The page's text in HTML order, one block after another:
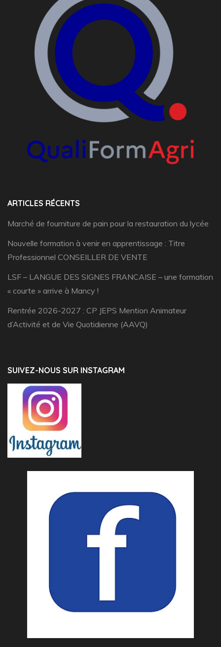
ARTICLES RÉCENTS
Marché de fourniture de pain pour la restauration du lycée
Nouvelle formation à venir en apprentissage : Titre
Professionnel CONSEILLER DE VENTE
LSF – LANGUE DES SIGNES FRANCAISE – une formation
« courte » arrive à Mancy !
Rentrée 2026-2027 : CP JEPS Mention Animateur
d’Activité et de Vie Quotidienne (AAVQ)
SUIVEZ-NOUS SUR INSTAGRAM